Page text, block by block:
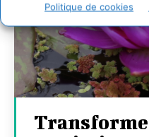
Politique de cookies